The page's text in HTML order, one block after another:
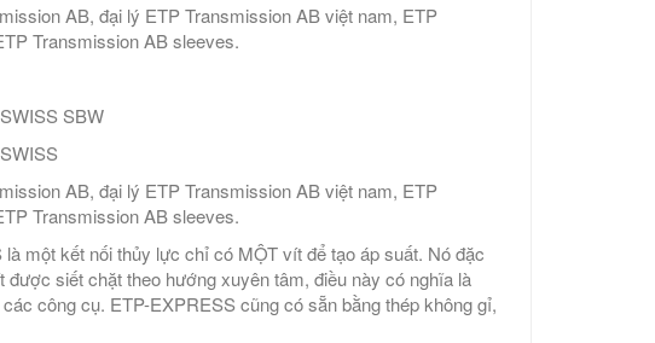
AB, đại lý ETP Transmission AB việt nam, ETP
Transmission AB sleeves.
SBW
AB, đại lý ETP Transmission AB việt nam, ETP
Transmission AB sleeves.
một kết nối thủy lực chỉ có MỘT vít để tạo áp suất. Nó đặc
siết chặt theo hướng xuyên tâm, điều này có nghĩa là
công cụ. ETP-EXPRESS cũng có sẵn bằng thép không gỉ,